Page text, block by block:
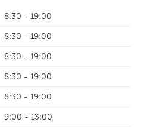
8:30 - 19:00
8:30 - 19:00
8:30 - 19:00
8:30 - 19:00
8:30 - 19:00
9:00 - 13:00